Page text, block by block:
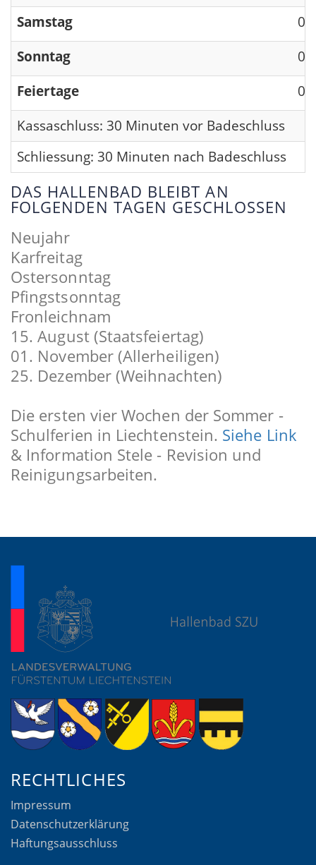
Samstag
Sonntag
Feiertage
Kassaschluss: 30 Minuten vor Badeschluss
Schliessung: 30 Minuten nach Badeschluss
DAS HALLENBAD BLEIBT AN
FOLGENDEN TAGEN GESCHLOSSEN
Neujahr
Karfreitag
Ostersonntag
Pfingstsonntag
Fronleichnam
15. August (Staatsfeiertag)
01. November (Allerheiligen)
25. Dezember (Weihnachten)
Die ersten vier Wochen der Sommer -
Schulferien in Liechtenstein. Siehe Link
& Information Stele - Revision und
Reinigungsarbeiten.
RECHTLICHES
Impressum
Datenschutzerklärung
Haftungsausschluss